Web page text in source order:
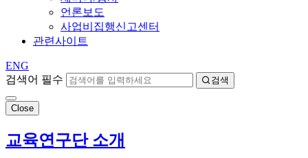
언론보도
사업비집행신고센터
관련사이트
ENG
검색어 필수
검색
Close
교육연구단 소개